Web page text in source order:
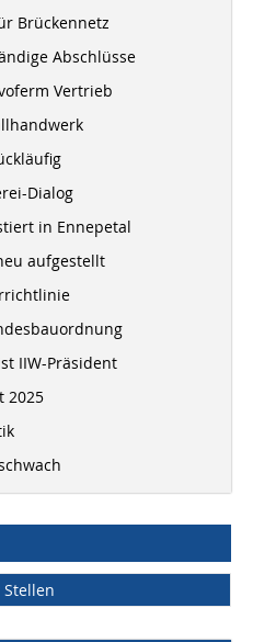
Brückennetz
Abschlüsse
Vertrieb
Dialog
in Ennepetal
aufgestellt
IIW-Präsident
2025